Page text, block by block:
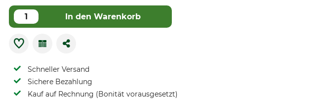
In den Warenkorb
Schneller Versand
Sichere Bezahlung
Kauf auf Rechnung (Bonität vorausgesetzt)